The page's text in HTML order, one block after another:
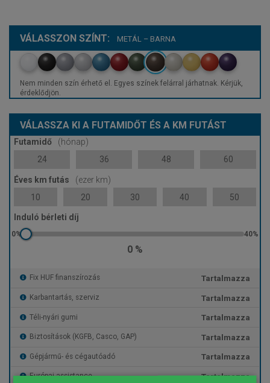
VÁLASSZON SZÍNT: METÁL – BARNA
Nem minden szín érhető el. Egyes színek felárral járhatnak. Kérjük,
érdeklődjön.
VÁLASSZA KI A FUTAMIDŐT ÉS A KM FUTÁST
Futamidő
(hónap)
24
36 48 60
Éves km futás
(ezer km)
10
20 30 40 50
Induló bérleti díj
0 %
Fix HUF finanszírozás Tartalmazza
Karbantartás, szerviz Tartalmazza
Téli-nyári gumi Tartalmazza
Biztosítások (KGFB, Casco, GAP) Tartalmazza
Gépjármű- és cégautóadó Tartalmazza
Európai assistance Tartalmazza